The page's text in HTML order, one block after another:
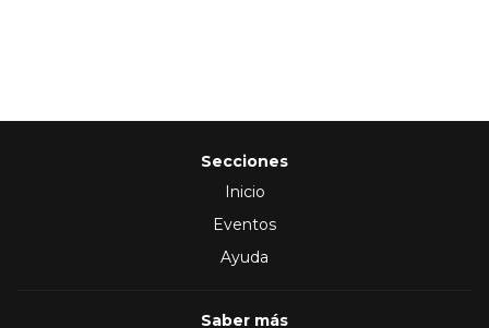
Secciones
Inicio
Eventos
Ayuda
Saber más